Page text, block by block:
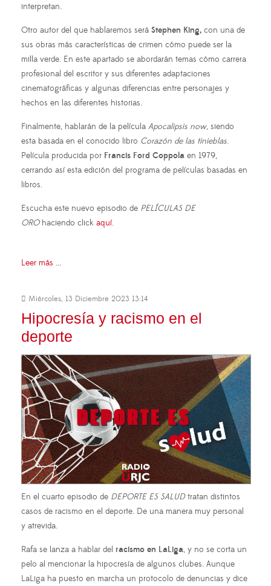
interpretan.
Otro autor del que hablaremos será Stephen King, con una de
sus obras más características de crimen cómo puede ser la
milla verde. En este apartado se abordarán temas cómo carrera
profesional del escritor y sus diferentes adaptaciones
cinematográficas y algunas diferencias entre personajes y
hechos en las diferentes historias.
Finalmente, hablarán de la película Apocalipsis now, siendo
esta basada en el conocido libro Corazón de las tinieblas.
Película producida por Francis Ford Coppola en 1979,
cerrando así esta edición del programa de películas basadas en
libros.
Escucha este nuevo episodio de PELÍCULAS DE
ORO haciendo click aquí.
Leer más ...
Miércoles, 13 Diciembre 2023 13:14
Hipocresía y racismo en el
deporte
En el cuarto episodio de DEPORTE ES SALUDtratan distintos
casos de racismo en el deporte. De una manera muy personal
y atrevida.
Rafa se lanza a hablar del racismo en LaLiga, y no se corta un
pelo al mencionar la hipocresía de algunos clubes. Aunque
LaLiga ha puesto en marcha un protocolo de denuncias y dice